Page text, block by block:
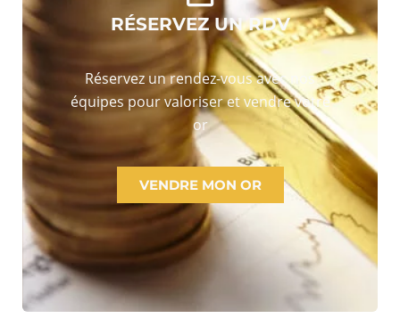
RÉSERVEZ UN RDV
Réservez un rendez-vous avec nos
équipes pour valoriser et vendre votre
or
VENDRE MON OR